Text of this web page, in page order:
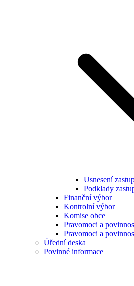
Usnesení
Podklady
Finanční výbor
Kontrolní výbor
Komise obce
Pravomoci a
Pravomoci a
Úřední deska
Povinné informace